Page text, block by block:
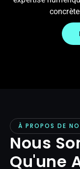
À PROPOS DE
Nous
Qu'une